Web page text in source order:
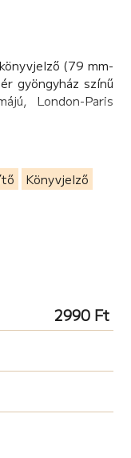
(79 mm-
gyöngyház színű
London-Paris
Könyvjelző
2990 Ft